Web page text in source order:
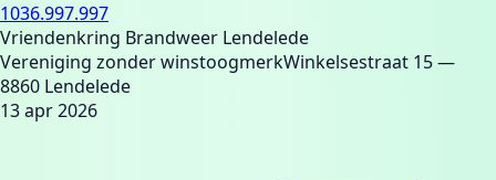
1036.997.997
Vriendenkring Brandweer Lendelede
Vereniging zonder winstoogmerkWinkelsestraat 15—
8860 Lendelede
13 apr 2026